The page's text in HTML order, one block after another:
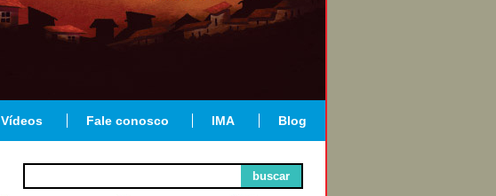
Vídeos Fale conosco IMA Blog
buscar